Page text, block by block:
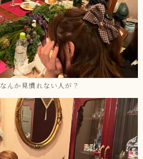
んか見慣れない人が？